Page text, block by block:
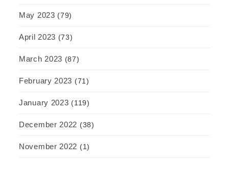
May 2023 (79)
April 2023 (73)
March 2023 (87)
February 2023 (71)
January 2023 (119)
December 2022 (38)
November 2022 (1)